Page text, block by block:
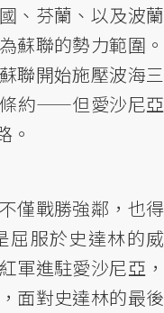
、芬蘭、以及波蘭
蘇聯的勢力範圍。
聯開始施壓波海三
條約——但愛沙尼亞
。
僅戰勝強鄰，也得
屈服於史達林的威
軍進駐愛沙尼亞，
面對史達林的最後